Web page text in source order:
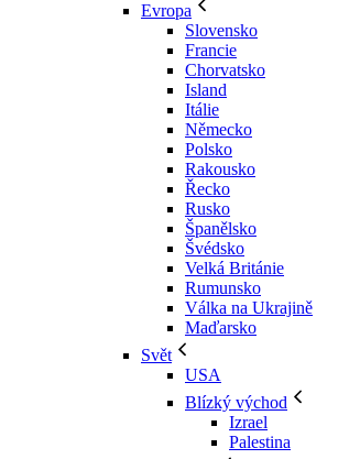
Evropa
Slovensko
Francie
Chorvatsko
Island
Itálie
Německo
Polsko
Rakousko
Řecko
Rusko
Španělsko
Švédsko
Velká Británie
Rumunsko
Válka na Ukrajině
Maďarsko
Svět
USA
Blízký východ
Izrael
Palestina